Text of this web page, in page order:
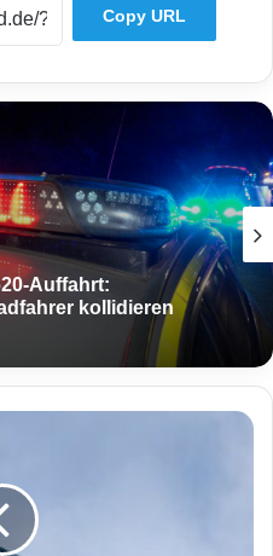
Copy URL
Auffahrt:
kollidieren